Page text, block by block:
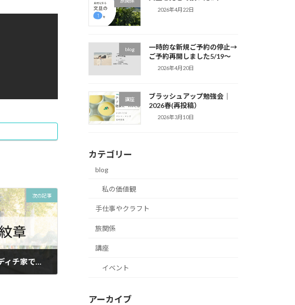
次の記事
薬を造ることで財をなしたメディチ家ですって？
2026年4月22日
blog
一時的な新規ご予約の停止→
ご予約再開しました5/19～
2026年4月20日
講座
ブラッシュアップ勉強会｜
2026春(再投稿）
2026年3月10日
カテゴリー
blog
私の価値観
手仕事やクラフト
旅関係
講座
イベント
アーカイブ